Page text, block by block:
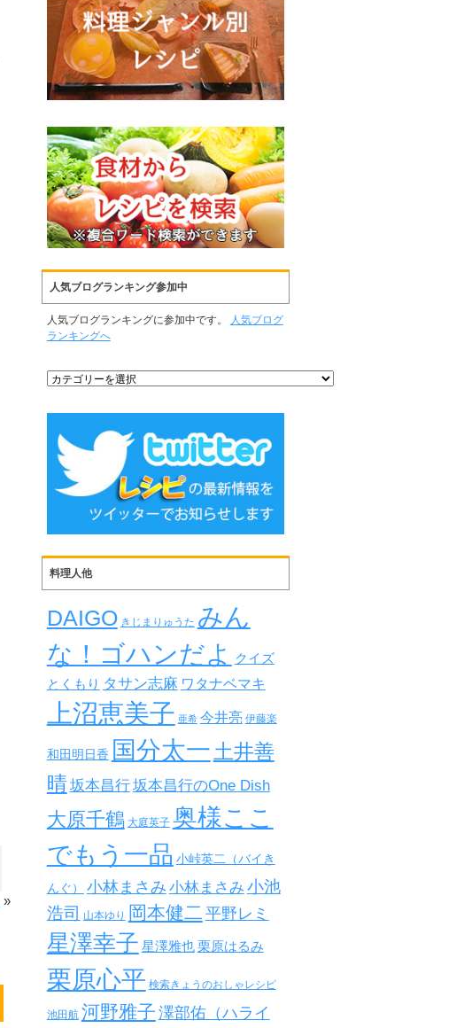
»
人気ブログランキング参加中
人気ブログランキングに参加中です。
人気ブログ
ランキングへ
料理人他
DAIGO きじまりゅうた みん
な！ゴハンだよ
クイズ
とくもり タサン志麻 ワタナベマキ
上沼恵美子 亜希 今井亮 伊藤楽
和田明日香 国分太一土井善
晴坂本昌行坂本昌行のOne Dish
大原千鶴 大庭英子 奥様ここ
でもう一品 小峠英二（バイき
んぐ） 小林まさみ 小林まさみ 小池
浩司 山本ゆり 岡本健二 平野レミ
星澤幸子 星澤雅也 栗原はるみ
栗原心平 検索きょうのおしゃレシピ
池田航 河野雅子 澤部佑（ハライ